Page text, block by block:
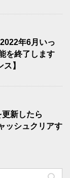
年6月いっ
を終了します
】
新したら
ッシュクリアす